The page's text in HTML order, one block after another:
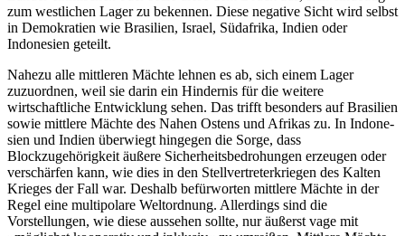
zum west­lichen Lager zu bekennen. Diese negative Sicht wird selbst
in Demokratien wie Brasilien, Israel, Südafrika, Indien oder
Indonesien geteilt.
Nahezu alle mittleren Mächte lehnen es ab, sich einem Lager
zuzuordnen, weil sie darin ein Hindernis für die weitere
wirtschaftliche Entwicklung sehen. Das trifft besonders auf Brasilien
sowie mittlere Mächte des Nahen Ostens und Afrikas zu. In Indo­ne­
sien und Indien überwiegt hingegen die Sorge, dass
Blockzugehörigkeit äußere Sicherheitsbedrohungen erzeugen oder
verschärfen kann, wie dies in den Stellvertreterkriegen des Kalten
Krieges der Fall war. Deshalb befürworten mittlere Mächte in der
Regel eine multipolare Weltordnung. Allerdings sind die
Vorstellungen, wie diese aussehen sollte, nur äußerst vage mit